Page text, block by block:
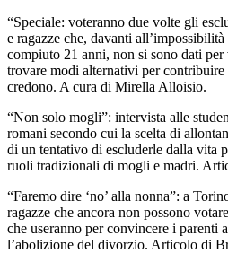
“Speciale: voteranno due volte gli
e ragazze che, davanti
compiuto 21 anni, non si sono dati
trovare modi alternativi per contribuire
credono. A cura di Mirella Alloisio.
“Non solo mogli”: intervista alle
romani secondo cui la scelta di
di un tentativo di escluderle dalla vita
ruoli tradizionali di mogli e madri.
“Faremo dire ‘no’ alla nonna”: a
ragazze che ancora non possono
che useranno per convincere i parenti
l’abolizione del divorzio. Articolo di